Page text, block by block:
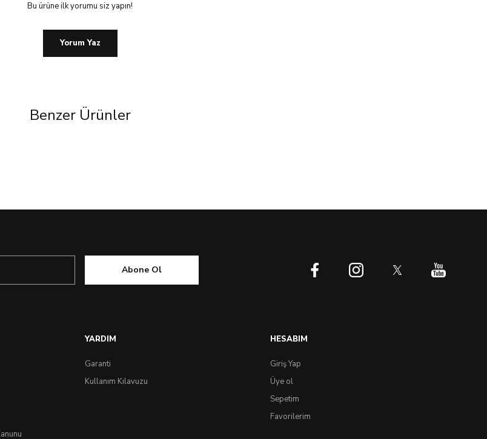
Bu ürüne ilk yorumu siz yapın!
Yorum Yaz
Benzer Ürünler
Abone Ol
YARDIM
Garanti
Kullanım Kılavuzu
HESABIM
Giriş Yap
Üye ol
Sepetim
Favorilerim